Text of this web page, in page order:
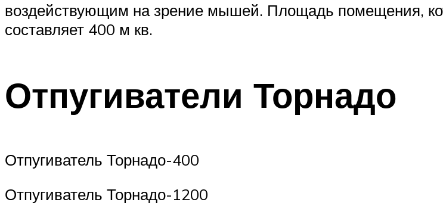
воздействующим на зрение мышей. Площадь помещения,
составляет 400 м кв.
Отпугиватели Торнадо
Отпугиватель Торнадо-400
Отпугиватель Торнадо-1200